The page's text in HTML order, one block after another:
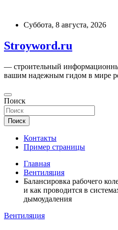
содержимому
Суббота, 8 августа, 2026
Stroyword.ru
— строительный
вашим надежным гидом в мире
Поиск
Поиск
Контакты
Пример страницы
Главная
Вентиляция
Балансировка рабочего
и как проводится в
дымоудаления
Вентиляция